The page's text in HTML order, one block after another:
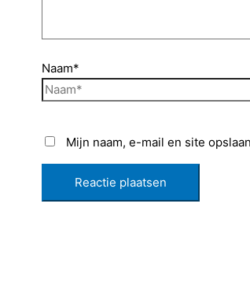
Naam*
Mijn naam, e-mail en site